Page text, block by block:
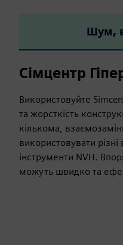
Шум,
Сімцентр
Використовуйте
та жорсткість
кількома,
використовувати
інструменти NVH.
можуть швидко та